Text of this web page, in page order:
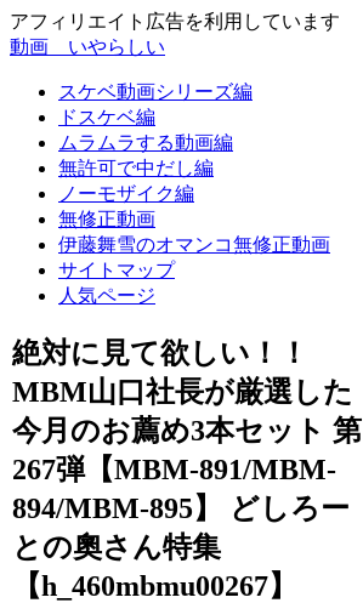
アフィリエイト広告を利用しています
動画 いやらしい
スケベ動画シリーズ編
ドスケベ編
ムラムラする動画編
無許可で中だし編
ノーモザイク編
無修正動画
伊藤舞雪のオマンコ無修正動画
サイトマップ
人気ページ
絶対に見て欲しい！！
MBM山口社長が厳選した
今月のお薦め3本セット 第
267弾【MBM-891/MBM-
894/MBM-895】 どしろー
との奧さん特集
【h_460mbmu00267】